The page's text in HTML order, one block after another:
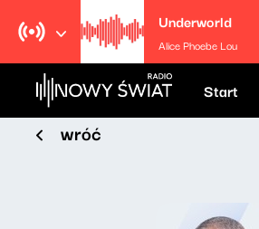
Underworld
Alice Phoebe Lou
Start
wróć